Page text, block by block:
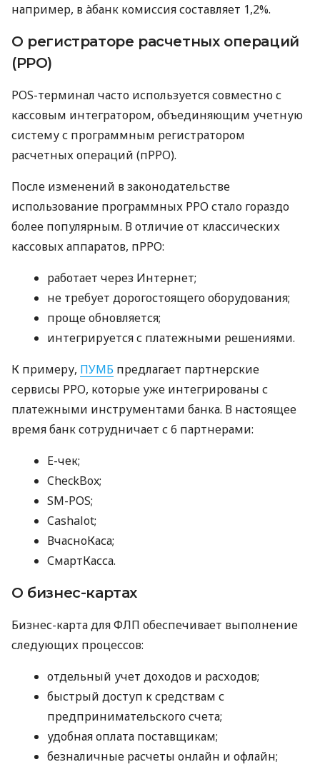
например, в àбанк комиссия составляет 1,2%.
О регистраторе расчетных операций
(РРО)
POS-терминал часто используется совместно с
кассовым интегратором, объединяющим учетную
систему с программным регистратором
расчетных операций (пРРО).
После изменений в законодательстве
использование программных РРО стало гораздо
более популярным. В отличие от классических
кассовых аппаратов, пРРО:
работает через Интернет;
не требует дорогостоящего оборудования;
проще обновляется;
интегрируется с платежными решениями.
К примеру, ПУМБ предлагает партнерские
сервисы РРО, которые уже интегрированы с
платежными инструментами банка. В настоящее
время банк сотрудничает с 6 партнерами:
E-чек;
CheckBox;
SM-POS;
Cashalot;
ВчасноКаса;
СмартКасса.
О бизнес-картах
Бизнес-карта для ФЛП обеспечивает выполнение
следующих процессов:
отдельный учет доходов и расходов;
быстрый доступ к средствам с
предпринимательского счета;
удобная оплата поставщикам;
безналичные расчеты онлайн и офлайн;